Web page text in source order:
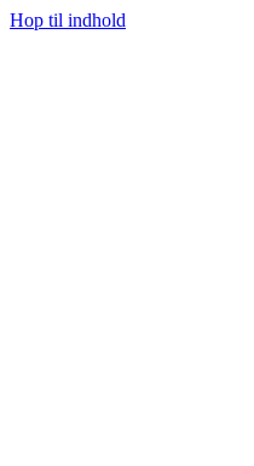
Hop til indhold